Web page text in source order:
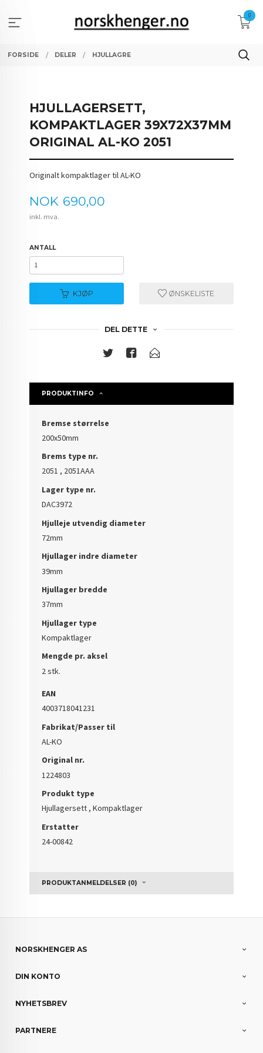
innholdet
0
FORSIDE DELER HJULLAGRE
HJULLAGERSETT,
KOMPAKTLAGER 39X72X37MM
ORIGINAL AL-KO 2051
Originalt kompaktlager til AL-KO
Pris
NOK 690,00
inkl. mva.
ANTALL
KJØP ØNSKELISTE
DEL DETTE
PRODUKTINFO
Bremse størrelse
200x50mm
Brems type nr.
2051 , 2051AAA
Lager type nr.
DAC3972
Hjulleje utvendig diameter
72mm
Hjullager indre diameter
39mm
Hjullager bredde
37mm
Hjullager type
Kompaktlager
Mengde pr. aksel
2 stk.
EAN
4003718041231
Fabrikat/Passer til
AL-KO
Original nr.
1224803
Produkt type
Hjullagersett , Kompaktlager
Erstatter
24-00842
PRODUKTANMELDELSER (0)
NORSKHENGER AS
DIN KONTO
NYHETSBREV
PARTNERE